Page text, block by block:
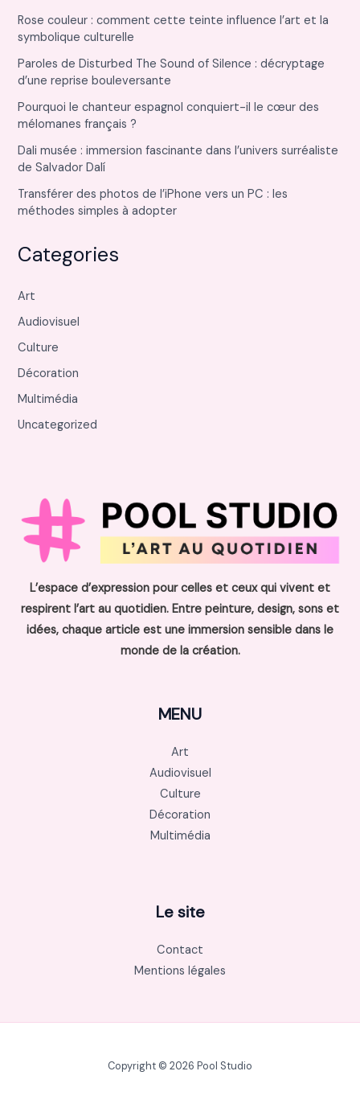
Rose couleur : comment cette teinte influence l’art et la
symbolique culturelle
Paroles de Disturbed The Sound of Silence : décryptage
d’une reprise bouleversante
Pourquoi le chanteur espagnol conquiert-il le cœur des
mélomanes français ?
Dali musée : immersion fascinante dans l’univers surréaliste
de Salvador Dalí
Transférer des photos de l’iPhone vers un PC : les
méthodes simples à adopter
Categories
Art
Audiovisuel
Culture
Décoration
Multimédia
Uncategorized
L’espace d’expression pour celles et ceux qui vivent et
respirent l’art au quotidien. Entre peinture, design, sons et
idées, chaque article est une immersion sensible dans le
monde de la création.
MENU
Art
Audiovisuel
Culture
Décoration
Multimédia
Le site
Contact
Mentions légales
Copyright © 2026 Pool Studio